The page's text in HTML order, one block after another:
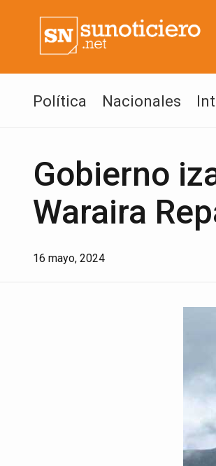
Política Nacionales
Gobierno
Waraira
16 mayo, 2024